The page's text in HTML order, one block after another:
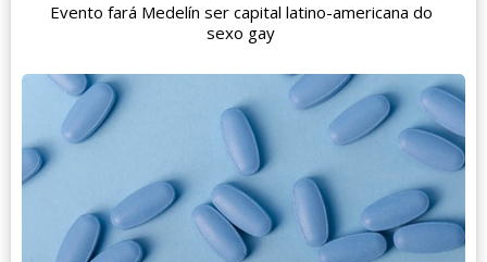
Evento fará Medelín ser capital latino-americana do
sexo gay